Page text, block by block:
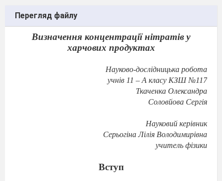
Перегляд файлу
Визначення концентрації нітратів у
харчових продуктах
Науково-дослідницька робота
учнів 11 – А класу КЗШ №117
Ткаченка Олександра
Соловйова Сергія
Науковий керівник
Серьогіна Лілія Володимирівна
учитель фізики
Вступ